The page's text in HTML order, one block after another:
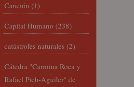
Canción (1)
Capital Humano (238)
catástrofes naturales (2)
Cátedra "Carmina Roca y
Rafael Pich-Aguiler" de